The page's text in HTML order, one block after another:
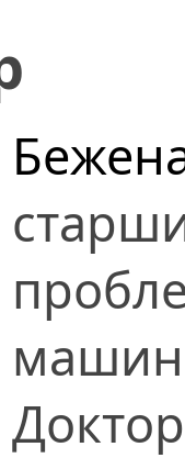
машин
Доктор